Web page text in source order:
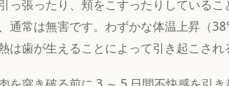
っ張ったり、頬をこすったりしている
通常は無害です。わずかな体温上昇（
は歯が生えることによって引き起こされ